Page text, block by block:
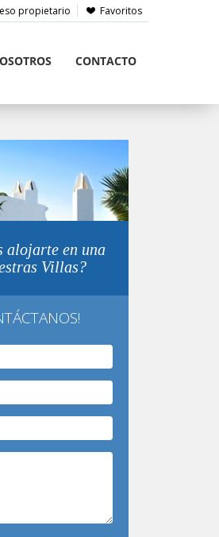
Favoritos
propietario
CONTACTO
alojarte en una
Villas?